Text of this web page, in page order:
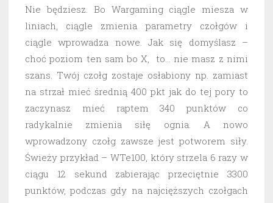
Nie będziesz. Bo Wargaming ciągle miesza w
liniach, ciągle zmienia parametry czołgów i
ciągle wprowadza nowe. Jak się domyślasz –
choć poziom ten sam bo X, to… nie masz z nimi
szans. Twój czołg zostaje osłabiony np. zamiast
na strzał mieć średnią 400 pkt jak do tej pory to
zaczynasz mieć raptem 340 punktów co
radykalnie zmienia siłę ognia. A nowo
wprowadzony czołg zawsze jest potworem siły.
Świeży przykład – WTe100, który strzela 6 razy w
ciągu 12 sekund zabierając przeciętnie 3300
punktów, podczas gdy na najcięższych czołgach